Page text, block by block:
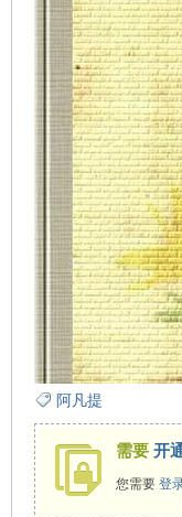
阿凡提
需要 开
您需要 登